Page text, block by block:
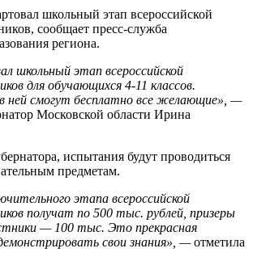
школьный этап всероссийской
сообщает пресс-служба
региона.
школьный этап всероссийской
для обучающихся 4-11 классов.
ней смогут бесплатно все желающие», —
Московской области Ирина
испытания будут проводиться
предметам.
этапа всероссийской
получат по 500 тыс. рублей, призеры
— 100 тыс. Это прекрасная
свои знания», —отметила